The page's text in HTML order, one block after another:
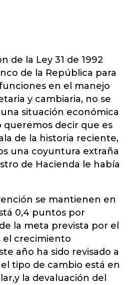
de la Ley 31 de 1992
de la República para
en el manejo
y cambiaria, no se
situación económica
queremos decir que es
de la historia reciente,
una coyuntura extraña
de Hacienda le había
se mantienen en
0,4 puntos por
la meta prevista por el
el crecimiento
año ha sido revisado a
el tipo de cambio está en
la devaluación del